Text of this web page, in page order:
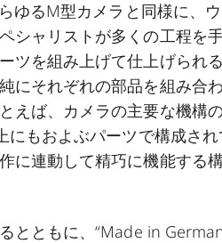
ゆるM型カメラと同様に、
シャリストが多くの工程を
ツを組み上げて仕上げられ
にそれぞれの部品を組み合
えば、カメラの主要な機構
もおよぶパーツで構成され
に連動して精巧に機能する
とともに、“Made in